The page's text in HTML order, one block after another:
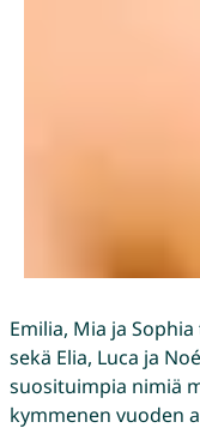
Emilia, Mia ja Sophia
sekä Elia, Luca ja Noé
suosituimpia nimiä
kymmenen vuoden